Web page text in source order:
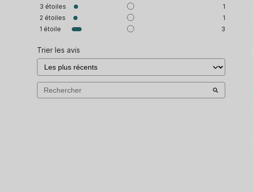
3 étoiles
1
2 étoiles
1
1 étoile 3
Trier les avis